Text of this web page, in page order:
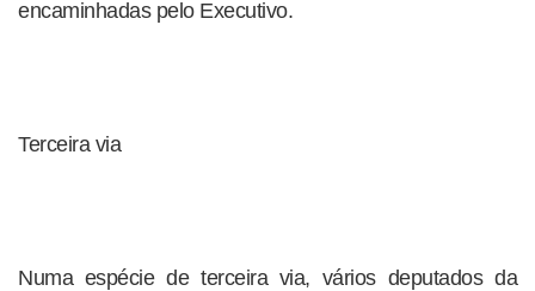
encaminhadas pelo Executivo.
Terceira via
Numa espécie de terceira via, vários deputados da